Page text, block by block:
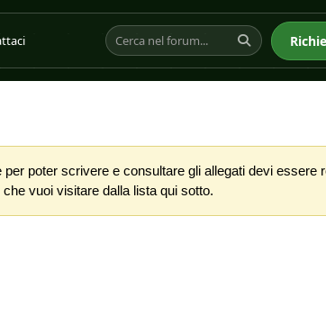
poter scrivere e consultare gli allegati devi essere
vuoi visitare dalla lista qui sotto.